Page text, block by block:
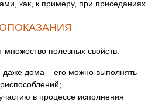
как, к примеру, при приседаниях.
полезных свойств:
даже дома – его можно выполнять
в процессе исполнения